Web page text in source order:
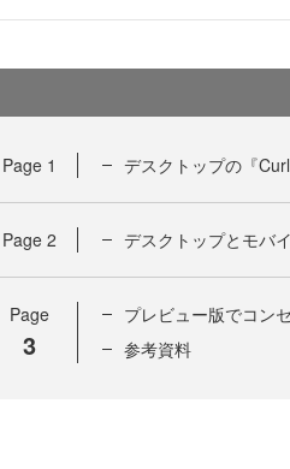
Page 1 デスクトップの『
Page 2 デスクトップとモバ
Page
3
プレビュー版でコン
参考資料